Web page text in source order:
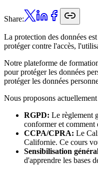
Share:
La protection des données
protéger contre l'accès,
Notre plateforme de
pour protéger les données
protéger les données
Nous proposons
RGPD: Le règlement
conformer et comment
CCPA/CPRA: Le
Californie. Ce cours
Sensibilisation
d'apprendre les bases